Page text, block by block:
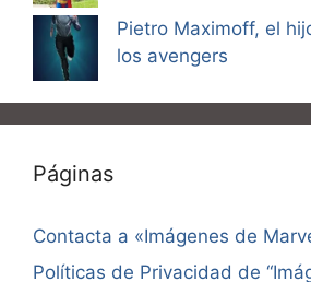
Pietro Maximoff, el
los avengers
Páginas
Contacta a «Imágenes de
Políticas de Privacidad de